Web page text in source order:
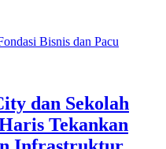
dan Sekolah
Tekankan